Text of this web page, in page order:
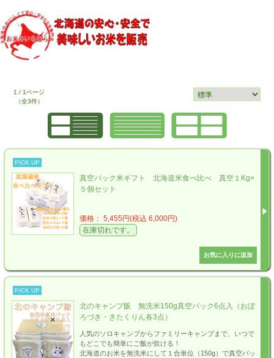
1 / 1ページ
（全3件）
PICK UP
真空パック米ギフト 北海道米食べ比べ 真空１Kg×
５個セット
価格： 5,455円(税込 6,000円)
在庫切れです。
PICK UP
北のキャンプ飯 無洗米150g真空パック6点入（おぼ
ろづき・きたくりん各3点）
人気のソロキャンプからファミリーキャンプまで、いつで
もどこでも簡単にご飯が炊ける！
北海道のお米を無洗米にして１合単位（150g）で真空パッ